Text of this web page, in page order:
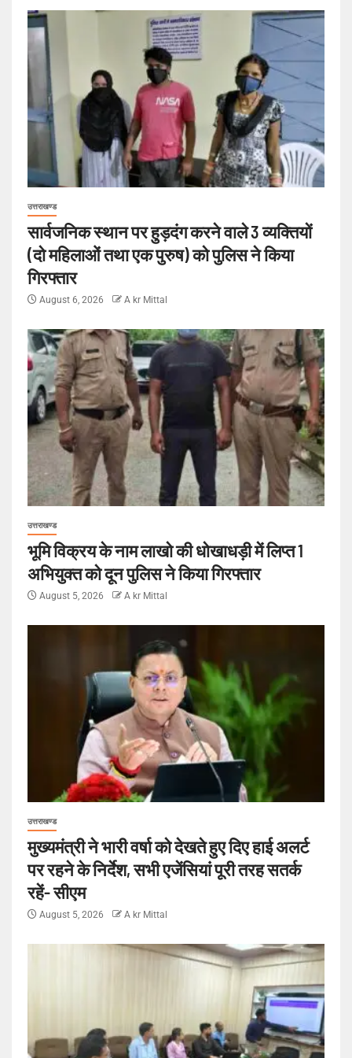
उत्तराखण्ड
सार्वजनिक स्थान पर हुड़दंग करने वाले 3 व्यक्तियों
(दो महिलाओं तथा एक पुरुष) को पुलिस ने किया
गिरफ्तार
August 6, 2026 A kr Mittal
उत्तराखण्ड
भूमि विक्रय के नाम लाखो की धोखाधड़ी में लिप्त 1
अभियुक्त को दून पुलिस ने किया गिरफ्तार
August 5, 2026 A kr Mittal
उत्तराखण्ड
मुख्यमंत्री ने भारी वर्षा को देखते हुए दिए हाई अलर्ट
पर रहने के निर्देश, सभी एजेंसियां पूरी तरह सतर्क
रहें- सीएम
August 5, 2026 A kr Mittal